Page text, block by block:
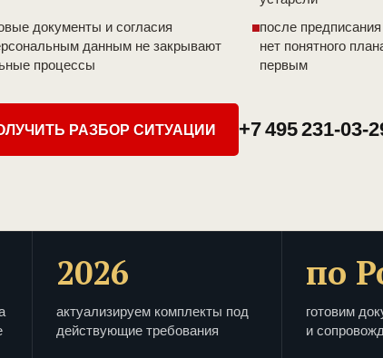
документы и согласия
данным не закрывают
процессы
после
нет понятного
первым
РАЗБОР СИТУАЦИИ +7 495 231-03-
2026
актуализируем комплекты под
действующие требования
по
готовим
и